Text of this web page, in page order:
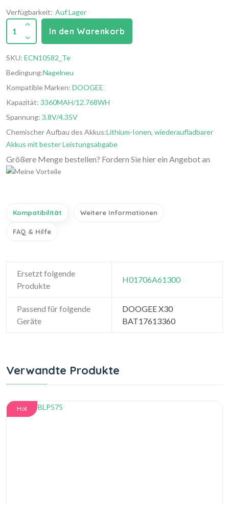
Verfügbarkeit: Auf Lager
1 In den Warenkorb
SKU: ECN10582_Te
Bedingung:Nagelneu
Kompatible Marken: DOOGEE
Kapazität: 3360MAH/12.768WH
Spannung: 3.8V/4.35V
Chemischer Aufbau des Akkus:Lithium-Ionen, wiederaufladbarer
Akkus mit bester Leistungsabgabe
Größere Menge bestellen? Fordern Sie hier ein Angebot an
Kompatibilität Weitere Informationen
FAQ & Hilfe
Ersetzt folgende
Produkte
H01706A61300
Passend für folgende
Geräte
DOOGEE X30
BAT17613360
Verwandte Produkte
Hot